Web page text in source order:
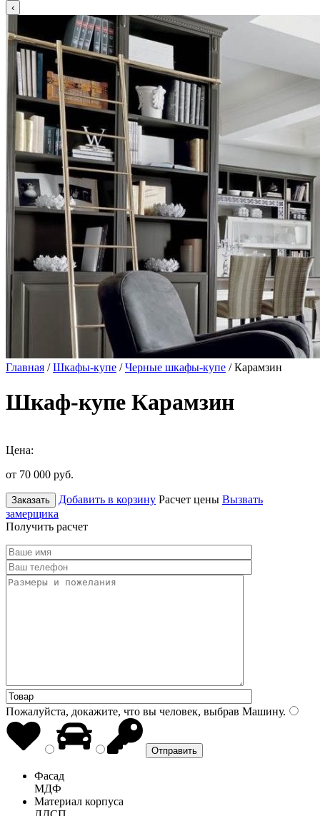
Главная /Шкафы-купе /Черные шкафы-купе / Карамзин
Шкаф-купе Карамзин
Цена:
от 70 000 руб.
Заказать Добавить в корзину Расчет цены Вызвать
замерщика
Получить расчет
Пожалуйста, докажите, что вы человек, выбрав Машину.
Фасад
МДФ
Материал корпуса